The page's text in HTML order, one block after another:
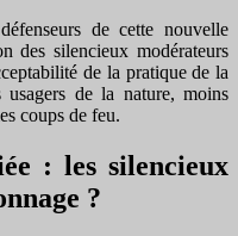
de cette nouvelle
des silencieux modérateurs
de la pratique de la
de la nature, moins
coups de feu.
: les silencieux
?